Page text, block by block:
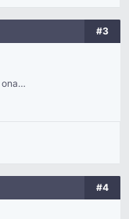
#3
onay
#4